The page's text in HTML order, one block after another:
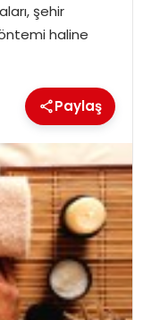
şehir
haline
Paylaş